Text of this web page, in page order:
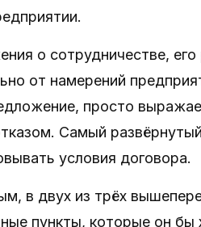
о сотрудничестве,
от намерений
просто
Самый
условия договора.
в двух из трёх
пункты, которые он бы